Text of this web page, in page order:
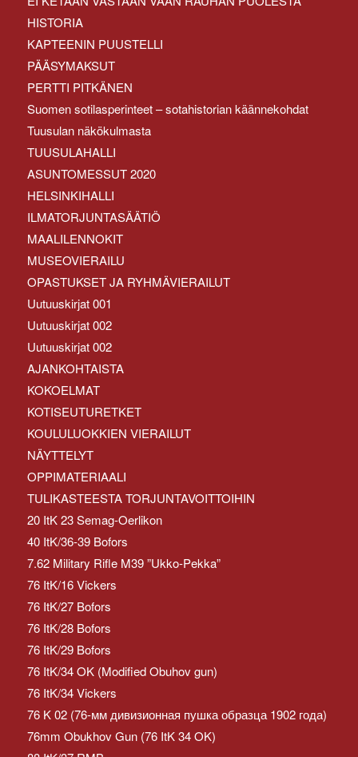
HISTORIA
KAPTEENIN PUUSTELLI
PÄÄSYMAKSUT
PERTTI PITKÄNEN
Suomen sotilasperinteet – sotahistorian käännekohdat
Tuusulan näkökulmasta
TUUSULAHALLI
ASUNTOMESSUT 2020
HELSINKIHALLI
ILMATORJUNTASÄÄTIÖ
MAALILENNOKIT
MUSEOVIERAILU
OPASTUKSET JA RYHMÄVIERAILUT
Uutuuskirjat 001
Uutuuskirjat 002
Uutuuskirjat 002
AJANKOHTAISTA
KOKOELMAT
KOTISEUTURETKET
KOULULUOKKIEN VIERAILUT
NÄYTTELYT
OPPIMATERIAALI
TULIKASTEESTA TORJUNTAVOITTOIHIN
20 ItK 23 Semag-Oerlikon
40 ItK/36-39 Bofors
7.62 Military Rifle M39 ”Ukko-Pekka”
76 ItK/16 Vickers
76 ItK/27 Bofors
76 ItK/28 Bofors
76 ItK/29 Bofors
76 ItK/34 OK (Modified Obuhov gun)
76 ItK/34 Vickers
76 K 02 (76-мм дивизионная пушка образца 1902 года)
76mm Obukhov Gun (76 ItK 34 OK)